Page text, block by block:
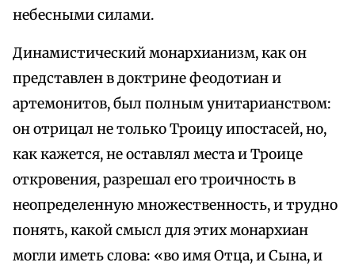
небесными силами.
Динамистический монархианизм, как он
представлен в доктрине феодотиан и
артемонитов, был полным унитарианством:
он отрицал не только Троицу ипостасей, но,
как кажется, не оставлял места и Троице
откровения, разрешал его троичность в
неопределенную множественность, и трудно
понять, какой смысл для этих монархиан
могли иметь слова: «во имя Отца, и Сына, и